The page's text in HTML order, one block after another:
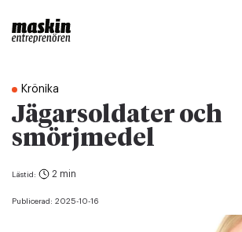
Krönika
Jägarsoldater och
smörjmedel
Publicerad: 2025-10-16
Lästid: 2 min